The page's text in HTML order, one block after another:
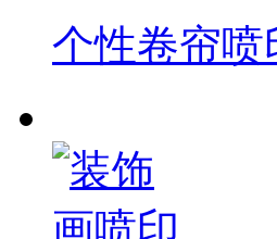
个性卷帘喷